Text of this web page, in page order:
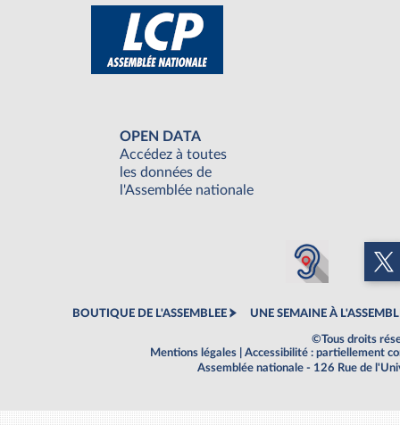
OPEN DATA
Accédez à toutes
les données de
l'Assemblée nationale
BOUTIQUE DE L'ASSEMBLEE UNE SEMAINE À
©Tous droits
Mentions légales
Accessibilité : partiellement
Assemblée nationale - 126 Rue de